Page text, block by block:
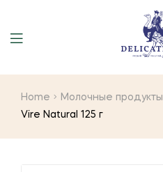
Home Молочные продукты
Vire Natural 125 г